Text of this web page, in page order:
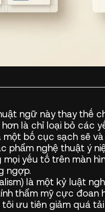
ngữ này thay thế
là chỉ loại bỏ các
bố cục sạch sẽ
phẩm nghệ thuật ý
yếu tố trên màn
ngợp.
là một kỷ luật
thẩm mỹ cực đoan
ưu tiên giảm quá